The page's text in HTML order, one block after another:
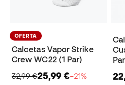
OFERTA
Calcetas Vapor Strike
Crew WC22 (1 Par)
32,99 €25,99 €−21%